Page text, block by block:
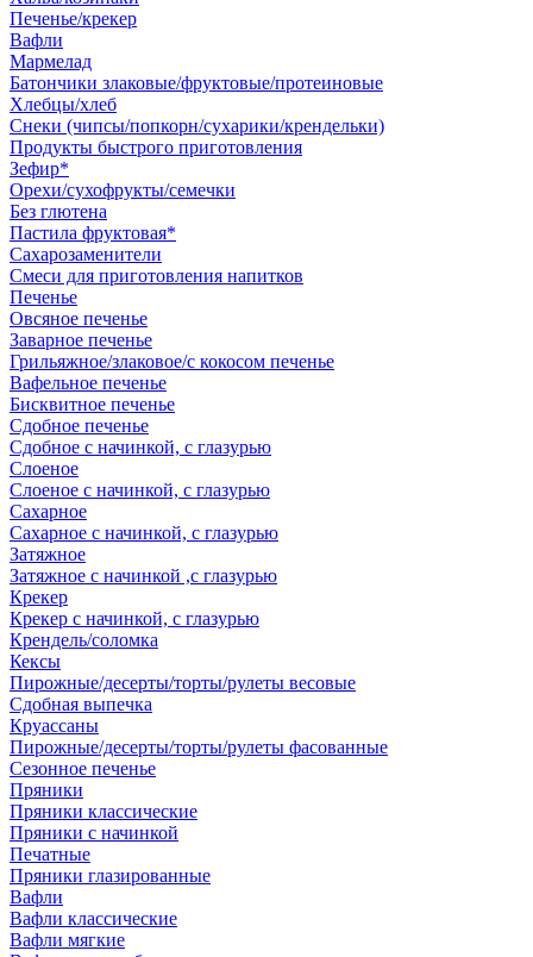
Печенье/крекер
Вафли
Мармелад
Батончики злаковые/фруктовые/протеиновые
Хлебцы/хлеб
Снеки (чипсы/попкорн/сухарики/крендельки)
Продукты быстрого приготовления
Зефир*
Орехи/сухофрукты/семечки
Без глютена
Пастила фруктовая*
Сахарозаменители
Смеси для приготовления напитков
Печенье
Овсяное печенье
Заварное печенье
Грильяжное/злаковое/с кокосом печенье
Вафельное печенье
Бисквитное печенье
Сдобное печенье
Сдобное с начинкой, с глазурью
Слоеное
Слоеное с начинкой, с глазурью
Сахарное
Сахарное с начинкой, с глазурью
Затяжное
Затяжное с начинкой ,с глазурью
Крекер
Крекер с начинкой, с глазурью
Крендель/соломка
Кексы
Пирожные/десерты/торты/рулеты весовые
Сдобная выпечка
Круассаны
Пирожные/десерты/торты/рулеты фасованные
Сезонное печенье
Пряники
Пряники классические
Пряники с начинкой
Печатные
Пряники глазированные
Вафли
Вафли классические
Вафли мягкие